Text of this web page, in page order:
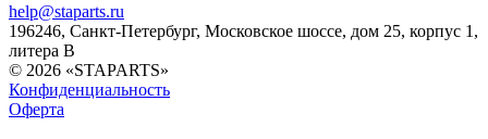
help@staparts.ru
196246, Санкт-Петербург, Московское шоссе, дом 25, корпус 1,
литера В
© 2026 «STAPARTS»
Конфиденциальность
Оферта